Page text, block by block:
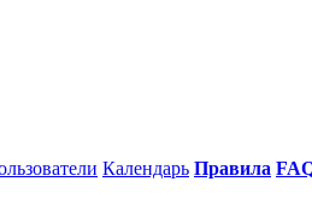
Календарь Правила